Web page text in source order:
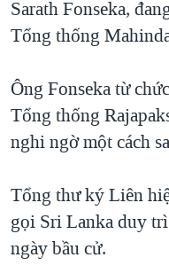
NGƯ DÂN VIỆT VÀ
QUAN HỆ VIỆT MỸ
Sarath Fonseka,
Tổng thống
Ông Fonseka từ
Tổng thống
nghi ngờ một cách
Tổng thư ký Liên
gọi Sri Lanka duy
ngày bầu cử.